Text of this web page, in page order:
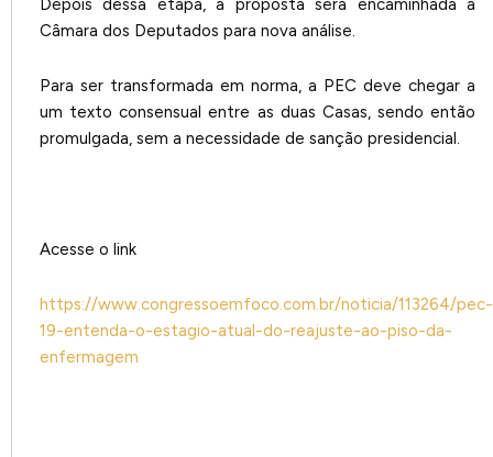
Depois dessa etapa, a proposta será encaminhada à
Câmara dos Deputados para nova análise.
Para ser transformada em norma, a PEC deve chegar a
um texto consensual entre as duas Casas, sendo então
promulgada, sem a necessidade de sanção presidencial.
Acesse o link
https://www.congressoemfoco.com.br/noticia/113264/pec-
19-entenda-o-estagio-atual-do-reajuste-ao-piso-da-
enfermagem